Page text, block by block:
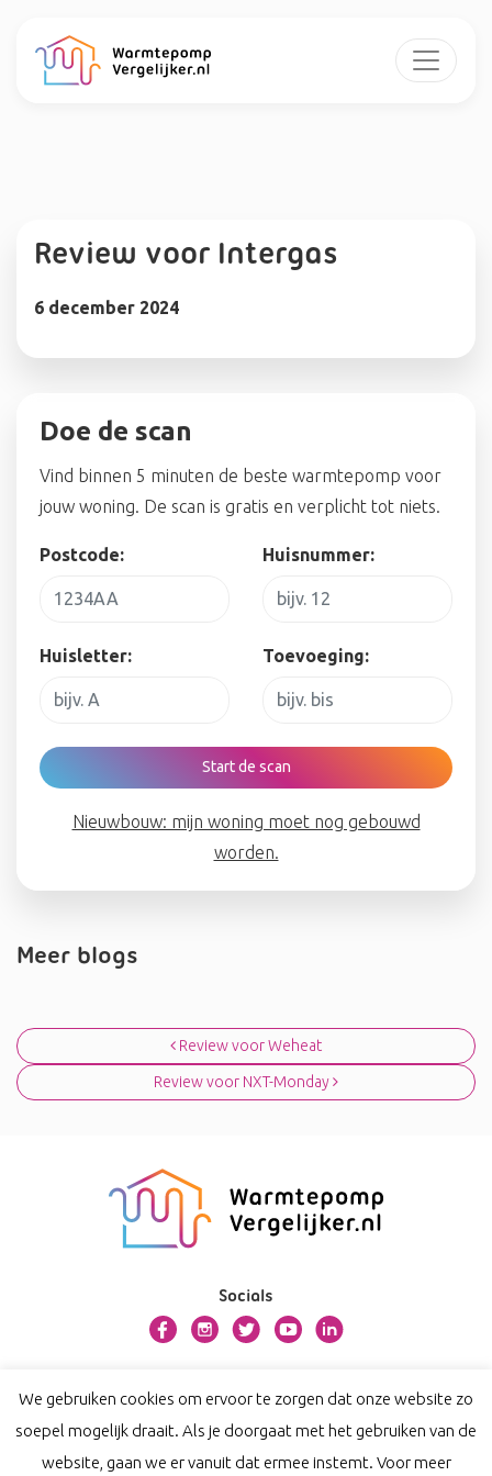
Review voor Intergas
6 december 2024
Doe de scan
Vind binnen 5 minuten de beste warmtepomp voor
jouw woning. De scan is gratis en verplicht tot niets.
Postcode: Huisnummer:
Huisletter: Toevoeging:
Start de scan
Nieuwbouw: mijn woning moet nog gebouwd
worden.
Meer blogs
Review voor Weheat
Review voor NXT-Monday
Socials
Contact
Privacy
Disclaimer
We gebruiken cookies om ervoor te zorgen dat onze website zo
soepel mogelijk draait. Als je doorgaat met het gebruiken van de
website, gaan we er vanuit dat ermee instemt. Voor meer